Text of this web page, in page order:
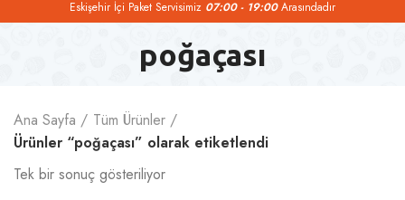
Eskişehir İçi Paket Servisimiz 07:00 - 19:00Arasındadır
poğaçası
Ana Sayfa
Tüm Ürünler
Ürünler “poğaçası” olarak etiketlendi
Tek bir sonuç gösteriliyor